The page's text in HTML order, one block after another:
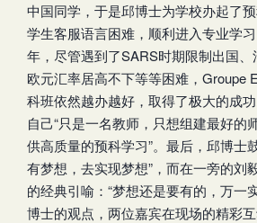
中国同学，于是邱博士为学校办起了
学生客服语言困难，顺利进入专业学
年，尽管遇到了SARS时期限制出国、
欧元汇率居高不下等等困难，Groupe
科班依然越办越好，取得了极大的成
自己“只是一名教师，只想组建最好的
供高质量的预科学习”。最后，邱博士
有梦想，去实现梦想”，而在一旁的刘
的经典引喻：“梦想还是要有的，万一
博士的观点，两位嘉宾在现场的精彩